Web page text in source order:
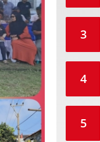
3
4
5